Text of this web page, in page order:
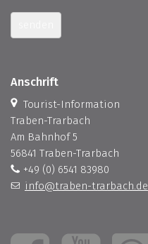
Anschrift
Tourist-Information
Traben-Trarbach
Am Bahnhof 5
56841 Traben-Trarbach
+49 (0) 6541 83980
info@traben-trarbach.de